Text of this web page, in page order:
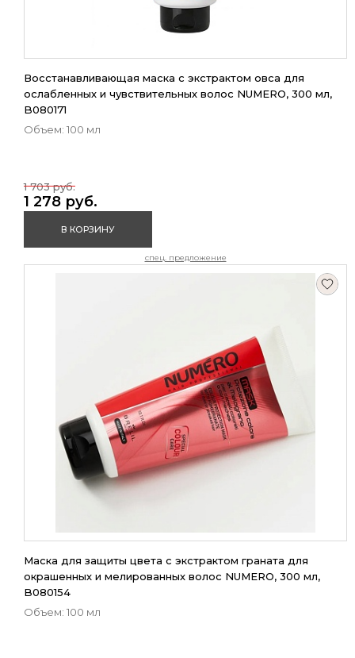
Восстанавливающая маска с экстрактом овса для
ослабленных и чувствительных волос NUMERO, 300 мл,
B080171
Объем: 100 мл
1 278 руб.
1 703 руб.
В КОРЗИНУ
спец. предложение
Маска для защиты цвета с экстрактом граната для
окрашенных и мелированных волос NUMERO, 300 мл,
B080154
Объем: 100 мл